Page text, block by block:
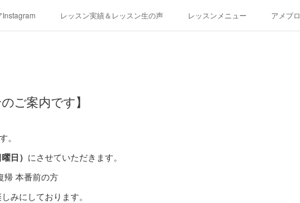
Instagram レッスン実績＆レッスン生の声 レッスンメニュー アメブロ
ご案内です】
。
日） にさせていただきます。
帰 本番前の方
みにしております。